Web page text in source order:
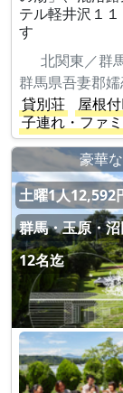
テル軽井沢１
す
北関東／群
群馬県吾妻郡
貸別荘
屋根
子連れ・ファ
豪華
土曜1人12,592
群馬・玉原・
12名迄